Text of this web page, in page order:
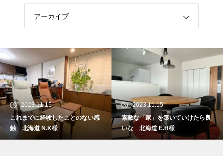
アーカイブ
2023.11.15
これまでに経験したことのない感
触 北海道 N.K様
2023.11.15
素敵な「家」を築いていけたら良
いな 北海道 E.H様